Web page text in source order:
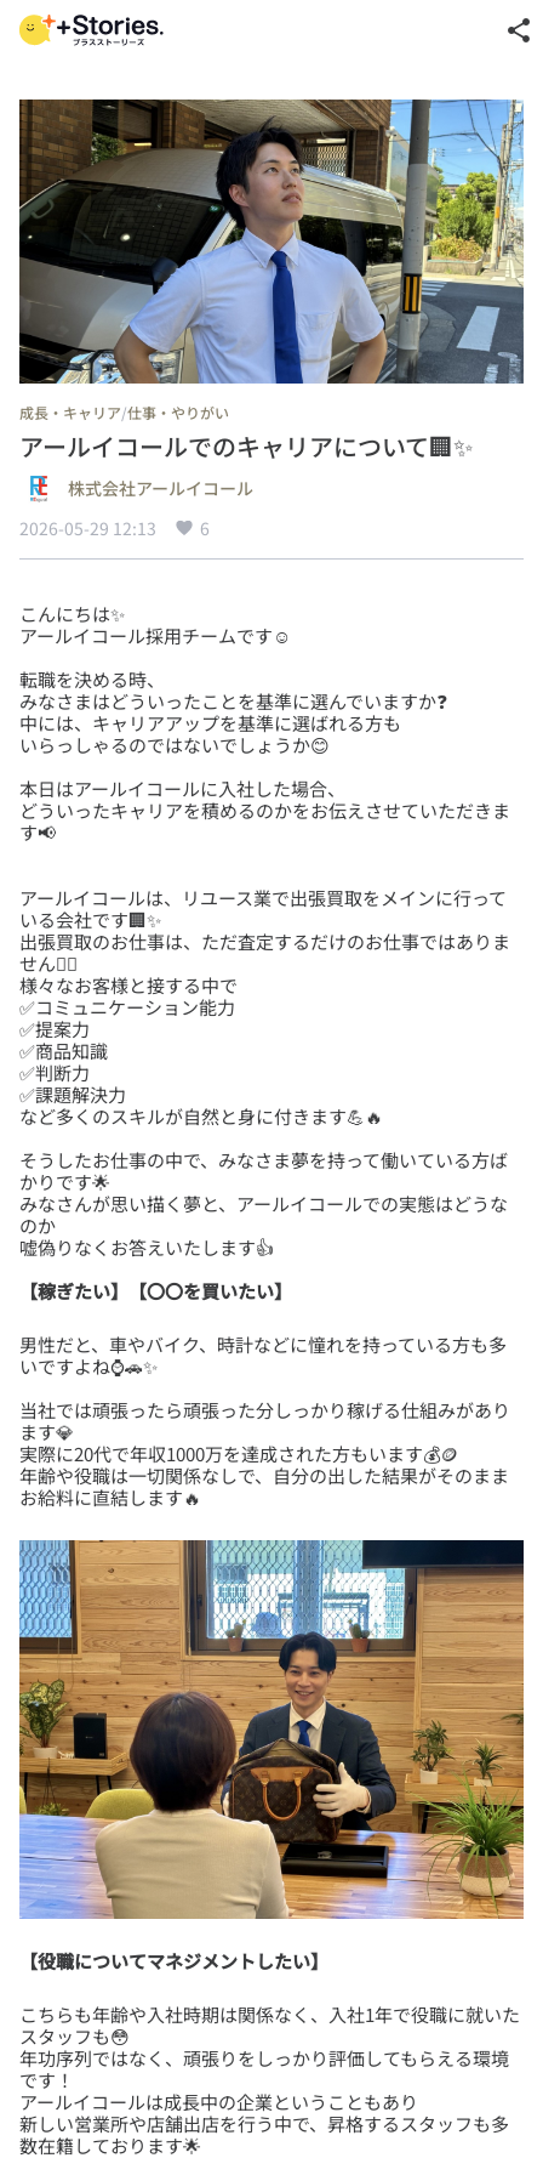
share
成長・キャリア/仕事・やりがい
アールイコールでのキャリアについて🏢✨
株式会社アールイコール
2026-05-29 12:13
6
こんにちは✨
転職を決める時、
みなさまはどういったことを基準に選んでいますか❓
中には、キャリアアップを基準に選ばれる方も
本日はアールイコールに入社した場合、
どういったキャリアを積めるのかをお伝えさせていただきま
アールイコールは、リユース業で出張買取をメインに行って
いる会社です🏢✨
出張買取のお仕事は、ただ査定するだけのお仕事ではありま
せん🙅‍♂️
様々なお客様と接する中で
✅コミュニケーション能力
✅提案力
✅商品知識
✅判断力
✅課題解決力
そうしたお仕事の中で、みなさま夢を持って働いている方ば
かりです🌟
みなさんが思い描く夢と、アールイコールでの実態はどうな
のか
【稼ぎたい】【〇〇を買いたい】
男性だと、車やバイク、時計などに憧れを持っている方も多
当社では頑張ったら頑張った分しっかり稼げる仕組みがあり
ます💎
実際に20代で年収1000万を達成された方もいます💰🪙
年齢や役職は一切関係なしで、自分の出した結果がそのまま
【役職についてマネジメントしたい】
こちらも年齢や入社時期は関係なく、入社1年で役職に就いた
スタッフも😳
年功序列ではなく、頑張りをしっかり評価してもらえる環境
です！
アールイコールは成長中の企業ということもあり
新しい営業所や店舗出店を行う中で、昇格するスタッフも多